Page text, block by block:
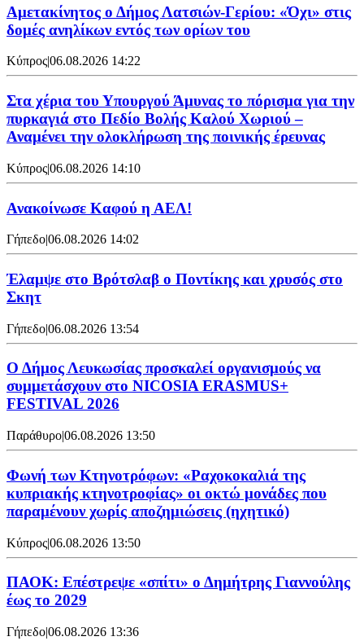
Αμετακίνητος ο Δήμος Λατσιών-Γερίου: «Όχι» στις
δομές ανηλίκων εντός των ορίων του
Κύπρος|06.08.2026 14:22
Στα χέρια του Υπουργού Άμυνας το πόρισμα για την
πυρκαγιά στο Πεδίο Βολής Καλού Χωριού –
Αναμένει την ολοκλήρωση της ποινικής έρευνας
Κύπρος|06.08.2026 14:10
Ανακοίνωσε Καφού η ΑΕΛ!
Γήπεδο|06.08.2026 14:02
Έλαμψε στο Βρότσλαβ ο Ποντίκης και χρυσός στο
Σκητ
Γήπεδο|06.08.2026 13:54
Ο Δήμος Λευκωσίας προσκαλεί οργανισμούς να
συμμετάσχουν στο NICOSIA ERASMUS+
FESTIVAL 2026
Παράθυρο|06.08.2026 13:50
Φωνή των Κτηνοτρόφων: «Ραχοκοκαλιά της
κυπριακής κτηνοτροφίας» οι οκτώ μονάδες που
παραμένουν χωρίς αποζημιώσεις (ηχητικό)
Κύπρος|06.08.2026 13:50
ΠΑΟΚ: Επέστρεψε «σπίτι» ο Δημήτρης Γιαννούλης
έως το 2029
Γήπεδο|06.08.2026 13:36